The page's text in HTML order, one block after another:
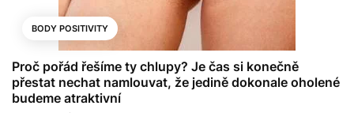
BODY POSITIVITY
Proč pořád řešíme ty chlupy? Je čas si konečně
přestat nechat namlouvat, že jedině dokonale oholené
budeme atraktivní